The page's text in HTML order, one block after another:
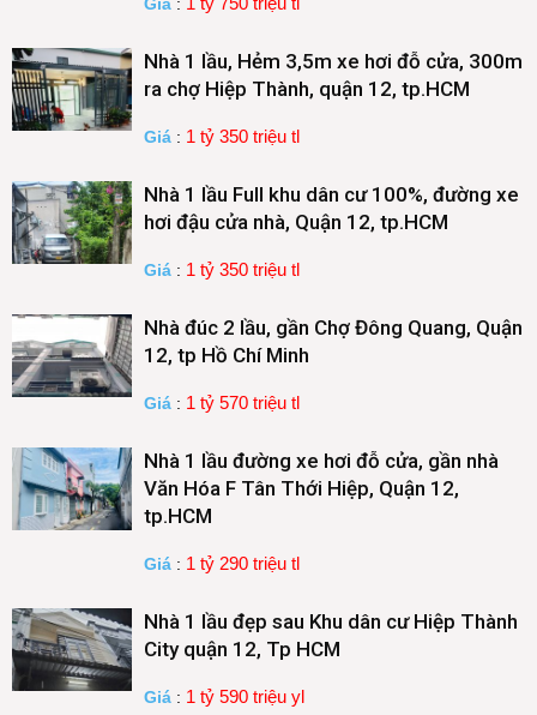
Nhà 1 lầu, Hẻm 3,5m xe hơi đỗ cửa, 300m
ra chợ Hiệp Thành, quận 12, tp.HCM
Giá : 1 tỷ 350 triệu tl
Nhà 1 lầu Full khu dân cư 100%, đường xe
hơi đậu cửa nhà, Quận 12, tp.HCM
Giá : 1 tỷ 350 triệu tl
Nhà đúc 2 lầu, gần Chợ Đông Quang, Quận
12, tp Hồ Chí Minh
Giá : 1 tỷ 570 triệu tl
Nhà 1 lầu đường xe hơi đỗ cửa, gần nhà
Văn Hóa F Tân Thới Hiệp, Quận 12,
tp.HCM
Giá : 1 tỷ 290 triệu tl
Nhà 1 lầu đẹp sau Khu dân cư Hiệp Thành
City quận 12, Tp HCM
Giá : 1 tỷ 590 triệu yl